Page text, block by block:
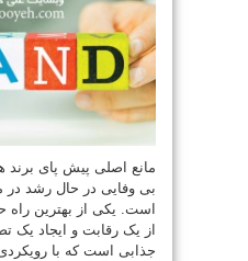
مانع اصلی پیش پای برند
بی وفایی در حال رشد در
است. یکی از بهترین راه
از یک رقابت و ایجاد یک
جذابی است که با